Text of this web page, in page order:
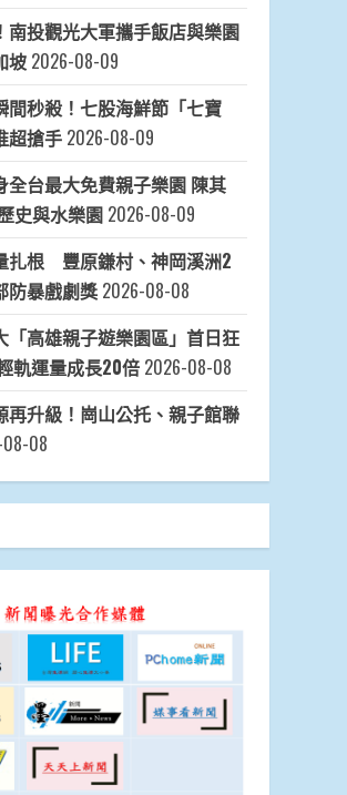
南投觀光大軍攜手飯店與樂園
坡 2026-08-09
間秒殺！七股海鮮節「七寶
超搶手 2026-08-09
全台最大免費親子樂園 陳其
史與水樂園 2026-08-09
扎根 豐原鎌村、神岡溪洲2
防暴戲劇獎 2026-08-08
「高雄親子遊樂園區」首日狂
軌運量成長20倍 2026-08-08
再升級！崗山公托、親子館聯
08